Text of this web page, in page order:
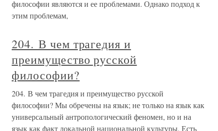
философии являются и ее проблемами. Однако подход к
этим проблемам,
204. В чем трагедия и
преимущество русской
философии?
204. В чем трагедия и преимущество русской
философии? Мы обречены на язык; не только на язык как
универсальный антропологический феномен, но и на
язык как факт локальной национальной культуры. Есть